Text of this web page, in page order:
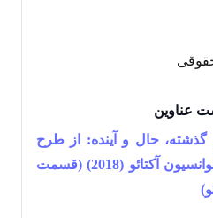
عناوین
حال و آینده: از طرح
جانشینی دولت تا وضع کنوانسیون آکتائو (2018) (قسمت